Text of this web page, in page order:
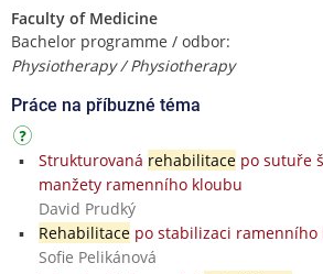
Faculty of Medicine
Bachelor programme / odbor:
Physiotherapy / Physiotherapy
Práce na příbuzné téma
Strukturovaná rehabilitacepo sutuře
manžety ramenního kloubu
David Prudký
Rehabilitacepo stabilizaci ramenního
Sofie Pelikánová